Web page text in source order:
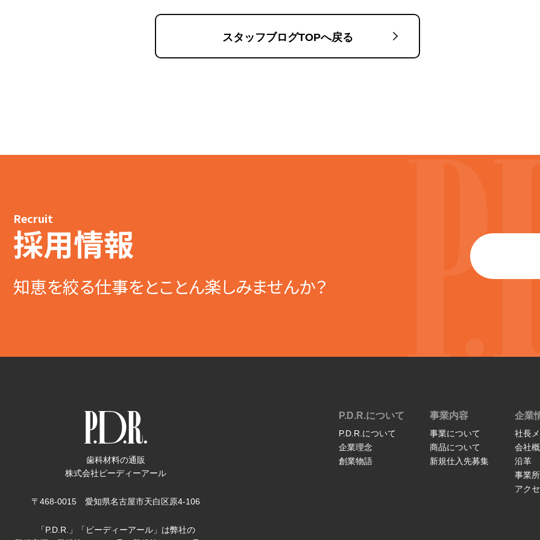
スタッフブログTOPへ戻る
Recruit
採用情報
知恵を絞る仕事をとことん楽しみませんか？
歯科材料の通販
株式会社ピーディーアール
〒468-0015 愛知県名古屋市天白区原4-106
「P.D.R.」「ピーディーアール」は弊社の
P.D.R.について
P.D.R.について
企業理念
創業物語
事業内容
事業について
商品について
新規仕入先募集
企業
社長
会社
沿革
事業所
アク